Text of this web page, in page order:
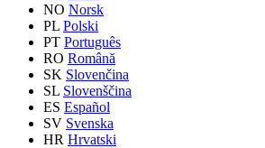
NO Norsk
PL Polski
PT Português
RO Română
SK Slovenčina
SL Slovenščina
ES Español
SV Svenska
HR Hrvatski